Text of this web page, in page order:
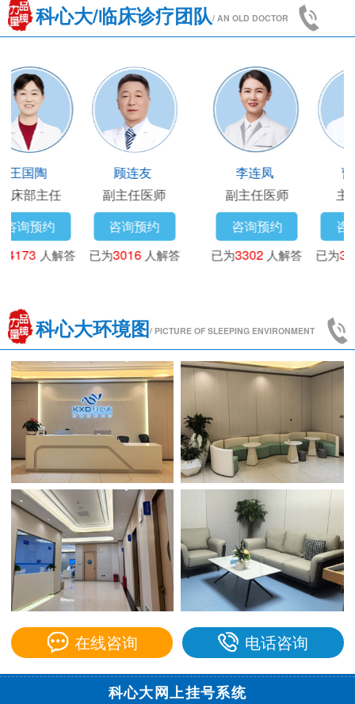
科心大/临床诊疗团队/ AN OLD DOCTOR
王凯
主任医师
咨询预约
已为3718人解答
王国陶
临床部主任
咨询预约
已为4173人解答
顾连友
副主任医师
咨询预约
已为3016人解答 已
科心大环境图/ PICTURE OF SLEEPING ENVIRONMENT
在线咨询 电话咨询
科心大网上挂号系统